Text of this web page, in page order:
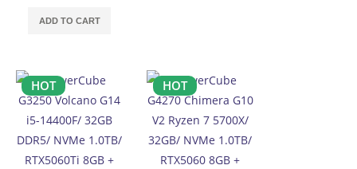
ADD TO CART
HOT HOT